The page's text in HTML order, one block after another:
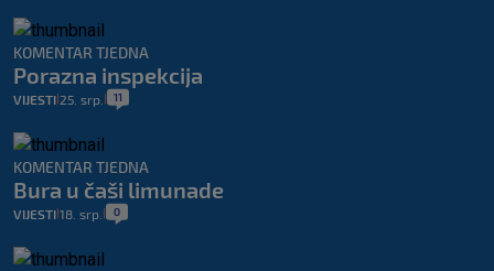
KOMENTAR TJEDNA
Porazna inspekcija
VIJESTI 25. srp. 11
KOMENTAR TJEDNA
Bura u čaši limunade
VIJESTI 18. srp. 0